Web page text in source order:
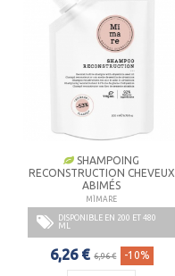
SHAMPOING
RECONSTRUCTION CHEVEUX
ABIMÉS
MÏMARE
DISPONIBLE EN 200 ET 480
ML
6,26 € 6,96 € -10%